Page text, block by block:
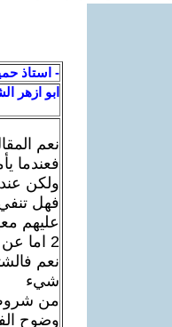
- استاذ
ابو ازهر
نعم
فعندما
ولكن
فهل
عليهم
2 اما عن عدم خروجه من النقد البناء
نعم
شيء
من شروط
وضوح